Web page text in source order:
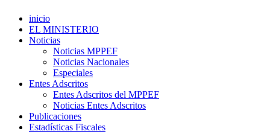
inicio
EL MINISTERIO
Noticias
Noticias MPPEF
Noticias Nacionales
Especiales
Entes Adscritos
Entes Adscritos del MPPEF
Noticias Entes Adscritos
Publicaciones
Estadísticas Fiscales